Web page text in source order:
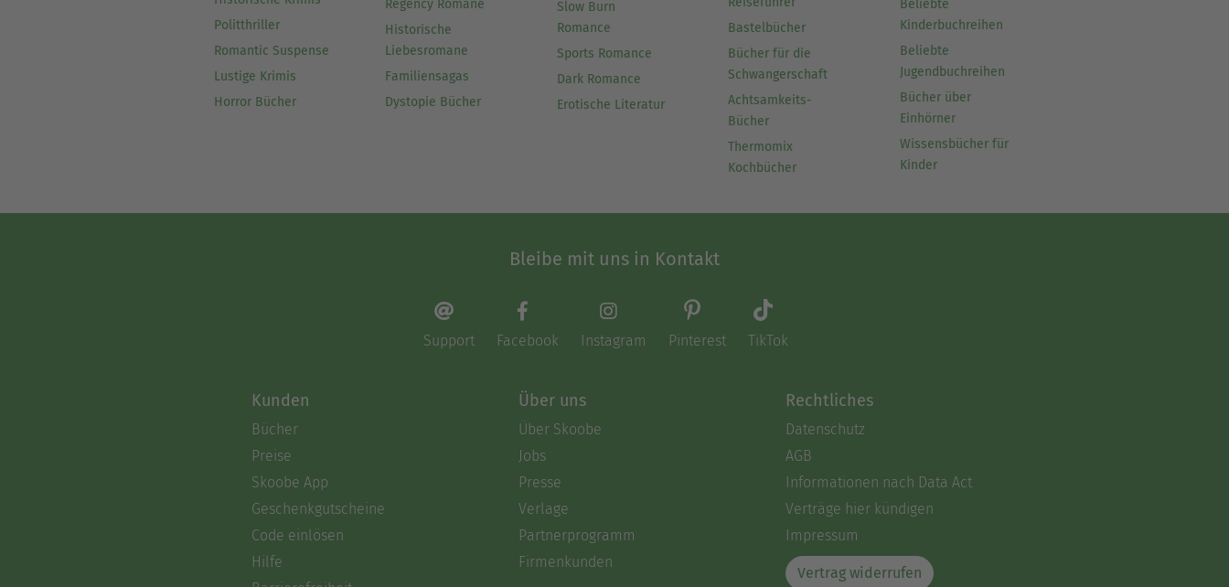
Politthriller
Romantic Suspense
Lustige Krimis
Horror Bücher
Regency Romane
Historische
Liebesromane
Familiensagas
Dystopie Bücher
Slow Burn
Romance
Sports Romance
Dark Romance
Erotische Literatur
Bastelbücher
Bücher für die
Schwangerschaft
Achtsamkeits-
Bücher
Thermomix
Kochbücher
Beliebte
Kinderbuchreihen
Beliebte
Jugendbuchreihen
Bücher über
Einhörner
Wissensbücher für
Kinder
Bleibe mit uns in Kontakt
Support Facebook Instagram Pinterest TikTok
Kunden
Bücher
Preise
Skoobe App
Geschenkgutscheine
Code einlösen
Hilfe
Über uns
Über Skoobe
Jobs
Presse
Verlage
Partnerprogramm
Firmenkunden
Rechtliches
Datenschutz
AGB
Informationen nach Data Act
Verträge hier kündigen
Impressum
Vertrag widerrufen